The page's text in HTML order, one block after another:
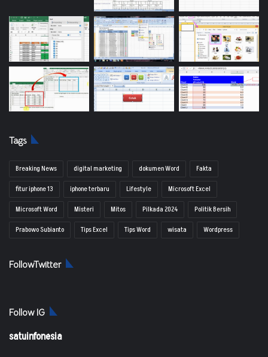
Tags
Breaking News digital marketing dokumen Word
Fakta
fitur iphone 13
iphone terbaru Lifestyle
Microsoft Excel
Microsoft Word
Misteri Mitos Pilkada 2024
Politik Bersih
Prabowo Subianto
Tips Excel Tips Word wisata Wordpress
FollowTwitter
Follow IG
satuinfonesia